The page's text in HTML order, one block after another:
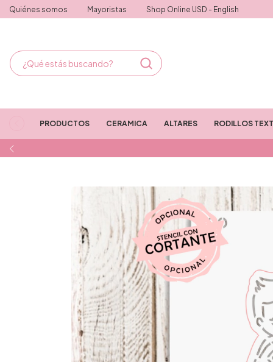
Quiénes somos Mayoristas Shop Online USD - English
PRODUCTOS CERAMICA ALTARES RODILLOS